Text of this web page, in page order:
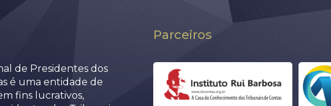
de Presidentes dos
é uma entidade de
fins lucrativos,
Parceiros